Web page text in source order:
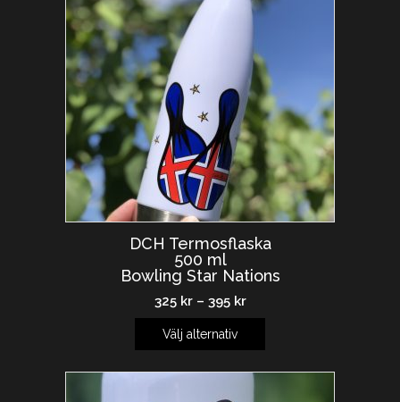
DCH Termosflaska
500 ml
Bowling Star Nations
325 kr– 395 kr
Välj alternativ